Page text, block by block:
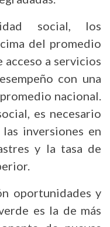
social, los
del promedio
acceso a servicios
con una
nacional.
es necesario
inversiones en
y la tasa de
oportunidades y
es la de más